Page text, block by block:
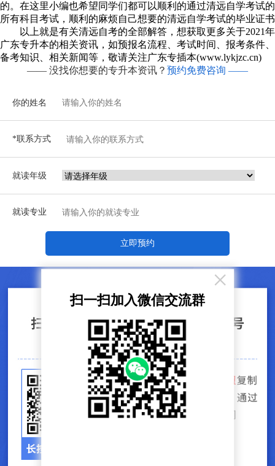
的。在这里小编也希望同学们都可以顺利的通过清远自学考试的
所有科目考试，顺利的麻烦自己想要的清远自学考试的毕业证书
以上就是有关清远自考的全部解答，想获取更多关于2021年
广东专升本的相关资讯，如预报名流程、考试时间、报考条件、
备考知识、相关新闻等，敬请关注广东专插本(www.lykjzc.cn)
—— 没找你想要的专升本资讯？ 预约免费咨询 ——
你的姓名
*联系方式
就读年级
就读专业
立即预约
×
扫一扫加入微信交流群